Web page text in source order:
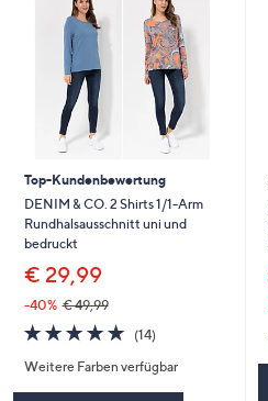
Top-Kundenbewertung
DENIM & CO. 2 Shirts 1/1-Arm
Rundhalsausschnitt uni und
bedruckt
€ 29,99
-40% € 49,99
4.8
von
5
(14)14
Weitere Farben verfügbar